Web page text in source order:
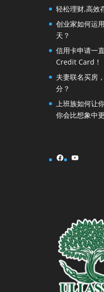
轻松理财,高效
创业家如何运
天？
信用卡申请一
Credit Card！
夫妻联名买房
分？
上班族如何让
你会比想象中
FacebookYouTube